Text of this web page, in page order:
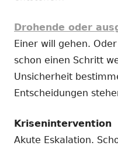
Drohende oder
Einer will gehen.
schon einen Schritt
Unsicherheit
Entscheidungen
Krisenintervention
Akute Eskalation.